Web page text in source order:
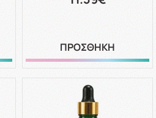
ΠΡΟΣΘΗΚΗ